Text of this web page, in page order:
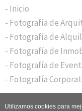
- Inicio
- Fotografía de
- Fotografía de
- Fotografía de
- Fotografía de
- Fotografía
Utilizamos cookies para